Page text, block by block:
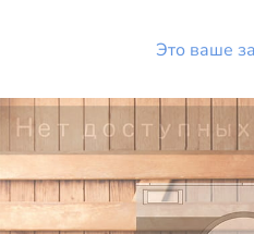
Это ваше